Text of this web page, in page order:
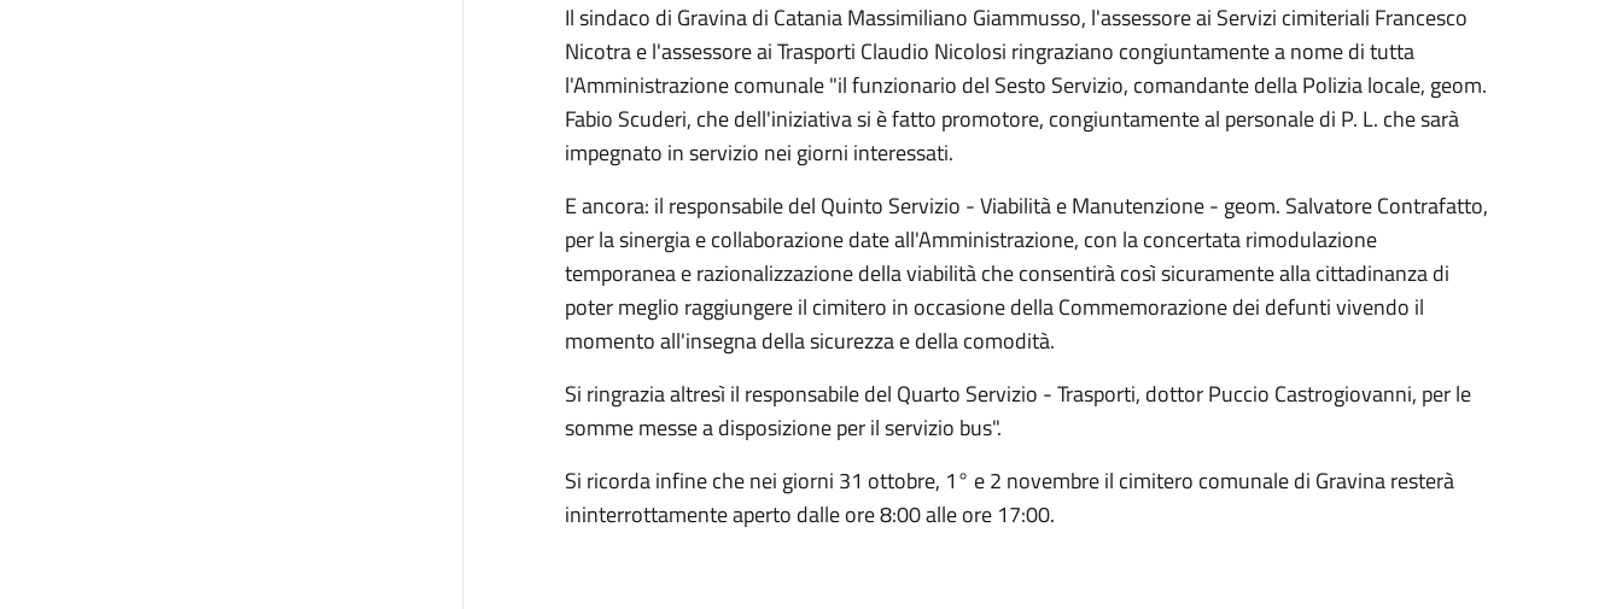
Il sindaco di Gravina di Catania Massimiliano Giammusso, l'assessore ai Servizi cimiteriali Francesco
Nicotra e l'assessore ai Trasporti Claudio Nicolosi ringraziano congiuntamente a nome di tutta
l'Amministrazione comunale "il funzionario del Sesto Servizio, comandante della Polizia locale, geom.
Fabio Scuderi, che dell'iniziativa si è fatto promotore, congiuntamente al personale di P. L. che sarà
impegnato in servizio nei giorni interessati.
E ancora: il responsabile del Quinto Servizio - Viabilità e Manutenzione - geom. Salvatore Contrafatto,
per la sinergia e collaborazione date all'Amministrazione, con la concertata rimodulazione
temporanea e razionalizzazione della viabilità che consentirà così sicuramente alla cittadinanza di
poter meglio raggiungere il cimitero in occasione della Commemorazione dei defunti vivendo il
momento all'insegna della sicurezza e della comodità.
Si ringrazia altresì il responsabile del Quarto Servizio - Trasporti, dottor Puccio Castrogiovanni, per le
somme messe a disposizione per il servizio bus".
Si ricorda infine che nei giorni 31 ottobre, 1° e 2 novembre il cimitero comunale di Gravina resterà
ininterrottamente aperto dalle ore 8:00 alle ore 17:00.